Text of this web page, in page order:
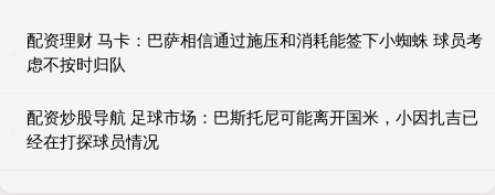
配资理财 马卡：巴萨相信通过施压和消耗能签下小蜘蛛 球员考
虑不按时归队
配资炒股导航 足球市场：巴斯托尼可能离开国米，小因扎吉已
经在打探球员情况